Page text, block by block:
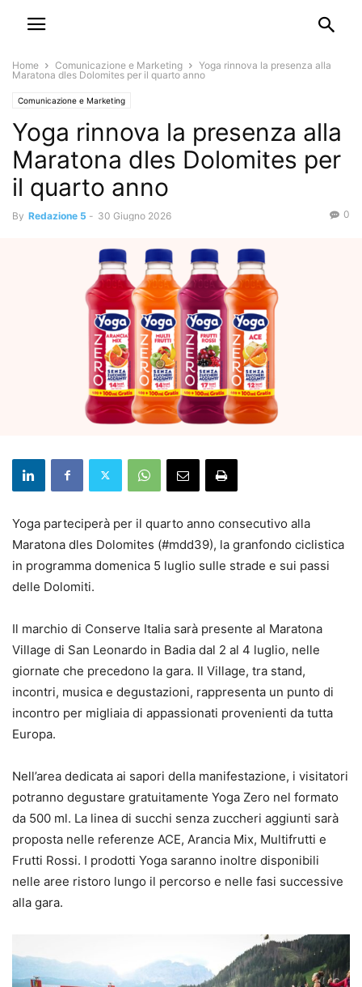
Home Comunicazione e Marketing
Yoga rinnova la presenza alla
Maratona dles Dolomites per il quarto anno
Comunicazione e Marketing
Yoga rinnova la presenza alla
Maratona dles Dolomites per
il quarto anno
By Redazione 5 - 30 Giugno 2026 0
Yoga parteciperà per il quarto anno consecutivo alla
Maratona dles Dolomites (#mdd39), la granfondo ciclistica
in programma domenica 5 luglio sulle strade e sui passi
delle Dolomiti.
Il marchio di Conserve Italia sarà presente al Maratona
Village di San Leonardo in Badia dal 2 al 4 luglio, nelle
giornate che precedono la gara. Il Village, tra stand,
incontri, musica e degustazioni, rappresenta un punto di
incontro per migliaia di appassionati provenienti da tutta
Europa.
Nell’area dedicata ai sapori della manifestazione, i visitatori
potranno degustare gratuitamente Yoga Zero nel formato
da 500 ml. La linea di succhi senza zuccheri aggiunti sarà
proposta nelle referenze ACE, Arancia Mix, Multifrutti e
Frutti Rossi. I prodotti Yoga saranno inoltre disponibili
nelle aree ristoro lungo il percorso e nelle fasi successive
alla gara.